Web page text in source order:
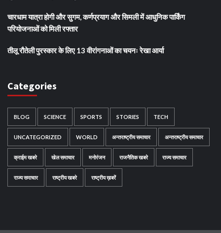
चारधाम यात्रा होगी और सुगम, कर्णप्रयाग और सिमली में आधुनिक पार्किंग
परियोजनाओं को मिली रफ्तार
तीलू रौतेली पुरस्कार के लिए 13 वीरांगनाओं का चयनः रेखा आर्या
Categories
BLOG SCIENCE SPORTS STORIES TECH
UNCATEGORIZED WORLD अन्तराष्ट्रीय समाचार अन्तराष्ट्रीय समाचार
क्राईम खबरे खेल समाचार मनोरंजन राजनैतिक खबरे राज्य समाचार
राज्य समाचार राष्ट्रीय खबरे राष्ट्रीय ख़बरें